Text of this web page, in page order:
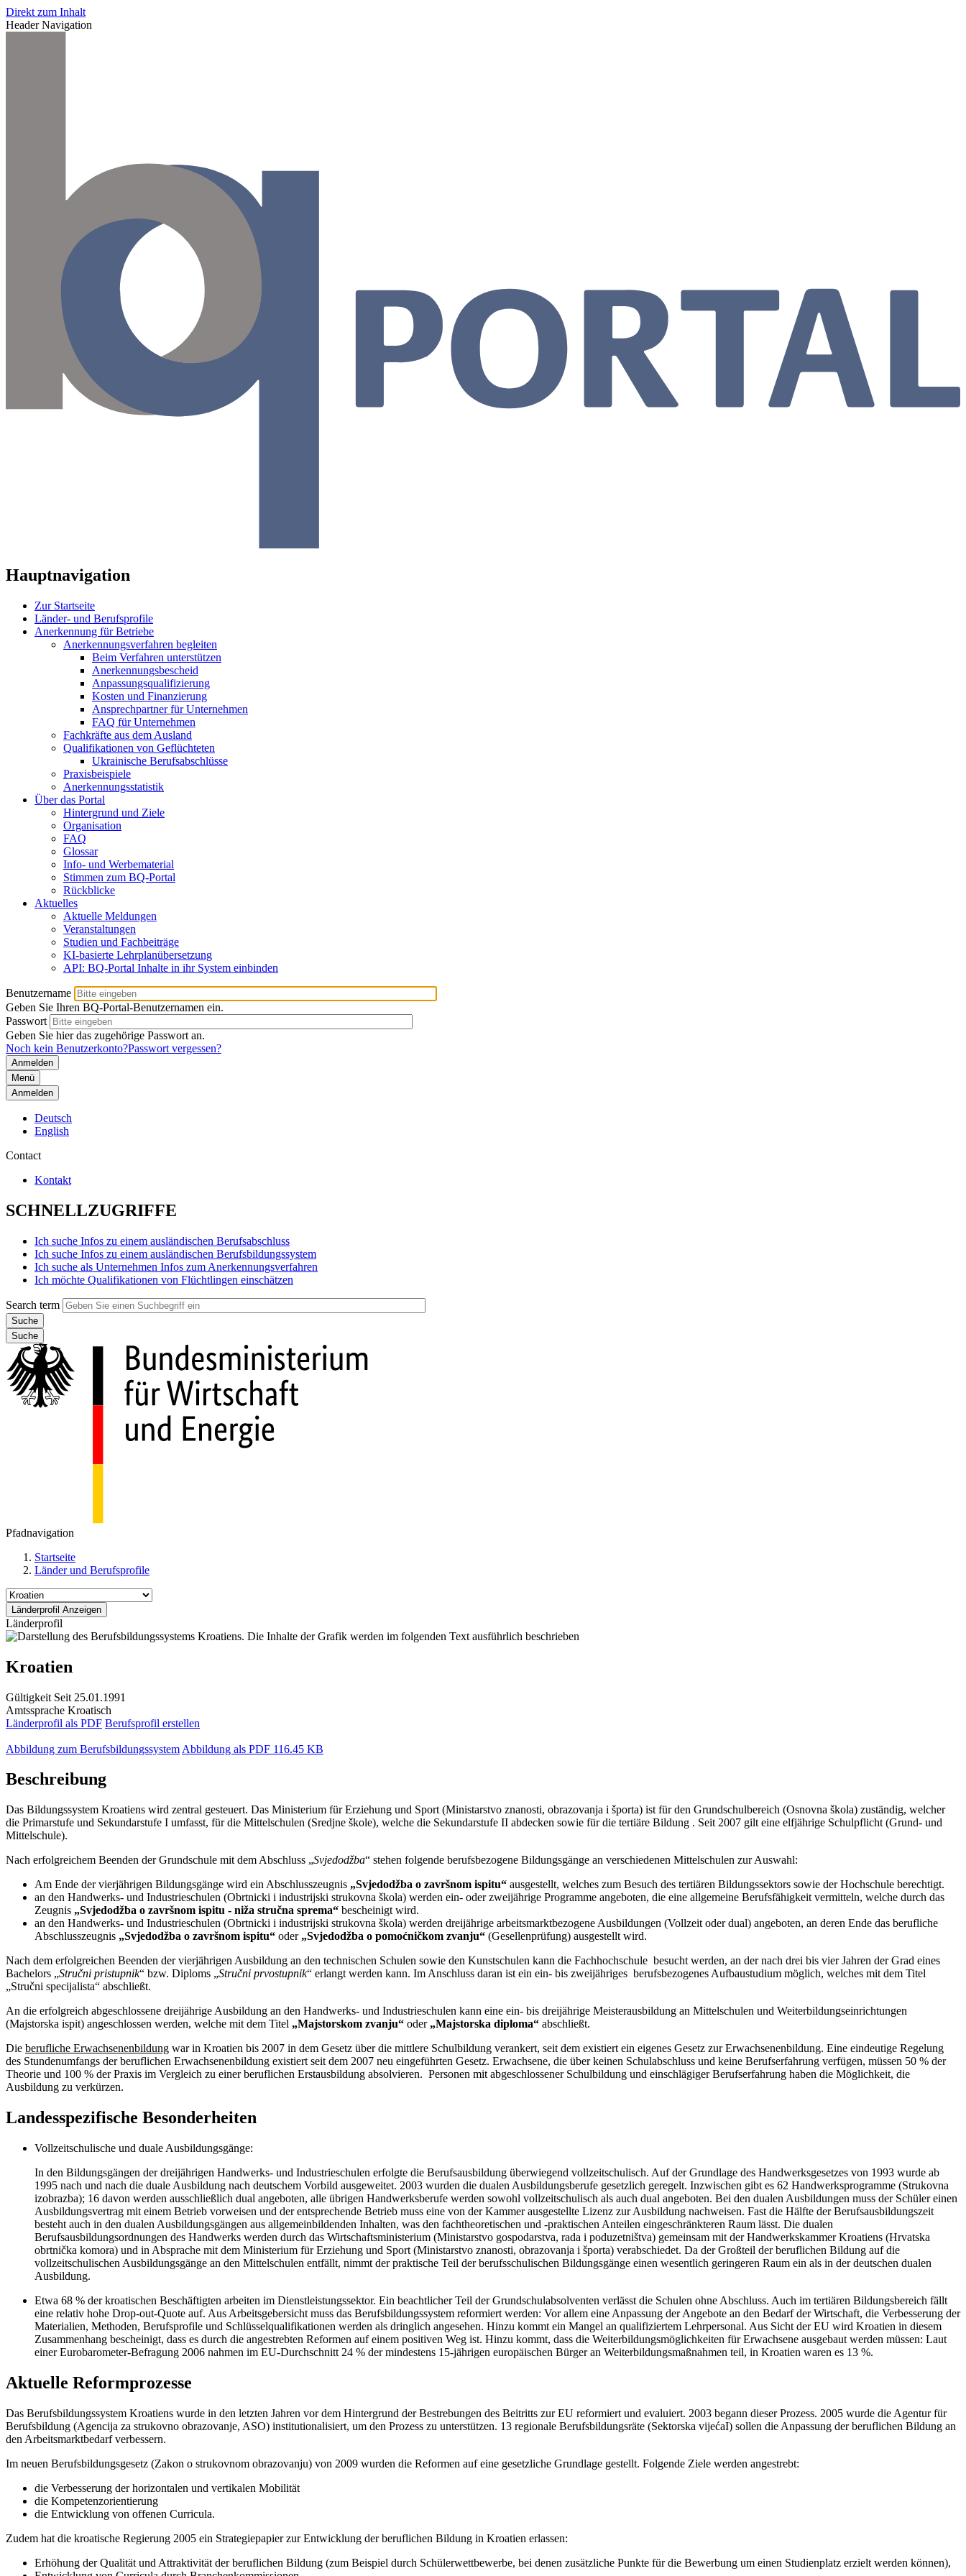
Direkt zum Inhalt
Header Navigation
Hauptnavigation
Zur Startseite
Länder- und Berufsprofile
Anerkennung für Betriebe
Anerkennungsverfahren begleiten
Beim Verfahren unterstützen
Anerkennungsbescheid
Anpassungsqualifizierung
Kosten und Finanzierung
Ansprechpartner für Unternehmen
FAQ für Unternehmen
Fachkräfte aus dem Ausland
Qualifikationen von Geflüchteten
Ukrainische Berufsabschlüsse
Praxisbeispiele
Anerkennungsstatistik
Über das Portal
Hintergrund und Ziele
Organisation
FAQ
Glossar
Info- und Werbematerial
Stimmen zum BQ-Portal
Rückblicke
Aktuelles
Aktuelle Meldungen
Veranstaltungen
Studien und Fachbeiträge
KI-basierte Lehrplanübersetzung
API: BQ-Portal Inhalte in ihr System einbinden
Benutzername
Geben Sie Ihren BQ-Portal-Benutzernamen ein.
Passwort
Geben Sie hier das zugehörige Passwort an.
Noch kein Benutzerkonto?Passwort vergessen?
Menü
Anmelden
Deutsch
English
Contact
Kontakt
SCHNELLZUGRIFFE
Ich suche Infos zu einem ausländischen Berufsabschluss
Ich suche Infos zu einem ausländischen Berufsbildungssystem
Ich suche als Unternehmen Infos zum Anerkennungsverfahren
Ich möchte Qualifikationen von Flüchtlingen einschätzen
Search term
Suche
Pfadnavigation
Startseite
Länder und Berufsprofile
Länderprofil
Kroatien
Gültigkeit Seit 25.01.1991
Amtssprache Kroatisch
Länderprofil als PDF Berufsprofil erstellen
Abbildung zum Berufsbildungssystem Abbildung als PDF 116.45 KB
Beschreibung
Das Bildungssystem Kroatiens wird zentral gesteuert. Das Ministerium für Erziehung und Sport (Ministarstvo znanosti, obrazovanja i športa) ist für den Grundschulbereich (Osnovna škola) zuständig, welcher
die Primarstufe und Sekundarstufe I umfasst, für die Mittelschulen (Sredjne škole), welche die Sekundarstufe II abdecken sowie für die tertiäre Bildung . Seit 2007 gilt eine elfjährige Schulpflicht (Grund- und
Mittelschule).
Nach erfolgreichem Beenden der Grundschule mit dem Abschluss „Svjedodžba“ stehen folgende berufsbezogene Bildungsgänge an verschiedenen Mittelschulen zur Auswahl:
Am Ende der vierjährigen Bildungsgänge wird ein Abschlusszeugnis „Svjedodžba o završnom ispitu“ ausgestellt, welches zum Besuch des tertiären Bildungssektors sowie der Hochschule berechtigt.
an den Handwerks- und Industrieschulen (Obrtnicki i industrijski strukovna škola) werden ein- oder zweijährige Programme angeboten, die eine allgemeine Berufsfähigkeit vermitteln, welche durch das
Zeugnis „Svjedodžba o završnom ispitu - niža stručna sprema“ bescheinigt wird.
an den Handwerks- und Industrieschulen (Obrtnicki i industrijski strukovna škola) werden dreijährige arbeitsmarktbezogene Ausbildungen (Vollzeit oder dual) angeboten, an deren Ende das berufliche
Abschlusszeugnis „Svjedodžba o završnom ispitu“ oder„Svjedodžba o pomoćničkom zvanju“ (Gesellenprüfung) ausgestellt wird.
Nach dem erfolgreichen Beenden der vierjährigen Ausbildung an den technischen Schulen sowie den Kunstschulen kann die Fachhochschule besucht werden, an der nach drei bis vier Jahren der Grad eines
Bachelors „Stručni pristupnik“ bzw. Diploms „Stručni prvostupnik“ erlangt werden kann. Im Anschluss daran ist ein ein- bis zweijähriges berufsbezogenes Aufbaustudium möglich, welches mit dem Titel
„Stručni specijalista“ abschließt.
An die erfolgreich abgeschlossene dreijährige Ausbildung an den Handwerks- und Industrieschulen kann eine ein- bis dreijährige Meisterausbildung an Mittelschulen und Weiterbildungseinrichtungen
(Majstorska ispit) angeschlossen werden, welche mit dem Titel „Majstorskom zvanju“ oder „Majstorska diploma“ abschließt.
Die berufliche Erwachsenenbildung war in Kroatien bis 2007 in dem Gesetz über die mittlere Schulbildung verankert, seit dem existiert ein eigenes Gesetz zur Erwachsenenbildung. Eine eindeutige Regelung
des Stundenumfangs der beruflichen Erwachsenenbildung existiert seit dem 2007 neu eingeführten Gesetz. Erwachsene, die über keinen Schulabschluss und keine Berufserfahrung verfügen, müssen 50 % der
Theorie und 100 % der Praxis im Vergleich zu einer beruflichen Erstausbildung absolvieren. Personen mit abgeschlossener Schulbildung und einschlägiger Berufserfahrung haben die Möglichkeit, die
Ausbildung zu verkürzen.
Landesspezifische Besonderheiten
Vollzeitschulische und duale Ausbildungsgänge:
In den Bildungsgängen der dreijährigen Handwerks- und Industrieschulen erfolgte die Berufsausbildung überwiegend vollzeitschulisch. Auf der Grundlage des Handwerksgesetzes von 1993 wurde ab
1995 nach und nach die duale Ausbildung nach deutschem Vorbild ausgeweitet. 2003 wurden die dualen Ausbildungsberufe gesetzlich geregelt. Inzwischen gibt es 62 Handwerksprogramme (Strukovna
izobrazba); 16 davon werden ausschließlich dual angeboten, alle übrigen Handwerksberufe werden sowohl vollzeitschulisch als auch dual angeboten. Bei den dualen Ausbildungen muss der Schüler einen
Ausbildungsvertrag mit einem Betrieb vorweisen und der entsprechende Betrieb muss eine von der Kammer ausgestellte Lizenz zur Ausbildung nachweisen. Fast die Hälfte der Berufsausbildungszeit
besteht auch in den dualen Ausbildungsgängen aus allgemeinbildenden Inhalten, was den fachtheoretischen und -praktischen Anteilen eingeschränkteren Raum lässt. Die dualen
Berufsausbildungsordnungen des Handwerks werden durch das Wirtschaftsministerium (Ministarstvo gospodarstva, rada i poduzetništva) gemeinsam mit der Handwerkskammer Kroatiens (Hrvatska
obrtnička komora) und in Absprache mit dem Ministerium für Erziehung und Sport (Ministarstvo znanosti, obrazovanja i športa) verabschiedet. Da der Großteil der beruflichen Bildung auf die
vollzeitschulischen Ausbildungsgänge an den Mittelschulen entfällt, nimmt der praktische Teil der berufsschulischen Bildungsgänge einen wesentlich geringeren Raum ein als in der deutschen dualen
Ausbildung.
Etwa 68 % der kroatischen Beschäftigten arbeiten im Dienstleistungssektor. Ein beachtlicher Teil der Grundschulabsolventen verlässt die Schulen ohne Abschluss. Auch im tertiären Bildungsbereich fällt
eine relativ hohe Drop-out-Quote auf. Aus Arbeitsgebersicht muss das Berufsbildungssystem reformiert werden: Vor allem eine Anpassung der Angebote an den Bedarf der Wirtschaft, die Verbesserung der
Materialien, Methoden, Berufsprofile und Schlüsselqualifikationen werden als dringlich angesehen. Hinzu kommt ein Mangel an qualifiziertem Lehrpersonal. Aus Sicht der EU wird Kroatien in diesem
Zusammenhang bescheinigt, dass es durch die angestrebten Reformen auf einem positiven Weg ist. Hinzu kommt, dass die Weiterbildungsmöglichkeiten für Erwachsene ausgebaut werden müssen: Laut
einer Eurobarometer-Befragung 2006 nahmen im EU-Durchschnitt 24 % der mindestens 15-jährigen europäischen Bürger an Weiterbildungsmaßnahmen teil, in Kroatien waren es 13 %.
Aktuelle Reformprozesse
Das Berufsbildungssystem Kroatiens wurde in den letzten Jahren vor dem Hintergrund der Bestrebungen des Beitritts zur EU reformiert und evaluiert. 2003 begann dieser Prozess. 2005 wurde die Agentur für
Berufsbildung (Agencija za strukovno obrazovanje, ASO) institutionalisiert, um den Prozess zu unterstützen. 13 regionale Berufsbildungsräte (Sektorska vijećaI) sollen die Anpassung der beruflichen Bildung an
den Arbeitsmarktbedarf verbessern.
Im neuen Berufsbildungsgesetz (Zakon o strukovnom obrazovanju) von 2009 wurden die Reformen auf eine gesetzliche Grundlage gestellt. Folgende Ziele werden angestrebt:
die Verbesserung der horizontalen und vertikalen Mobilität
die Kompetenzorientierung
die Entwicklung von offenen Curricula.
Zudem hat die kroatische Regierung 2005 ein Strategiepapier zur Entwicklung der beruflichen Bildung in Kroatien erlassen:
Erhöhung der Qualität und Attraktivität der beruflichen Bildung (zum Beispiel durch Schülerwettbewerbe, bei denen zusätzliche Punkte für die Bewerbung um einen Studienplatz erzielt werden können),